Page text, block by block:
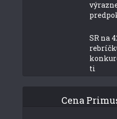
SR na
ti
Cena